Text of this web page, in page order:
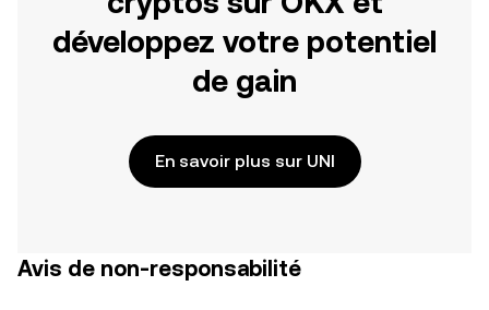
développez votre potentiel
de gain
En savoir plus sur UNI
Avis de non-responsabilité